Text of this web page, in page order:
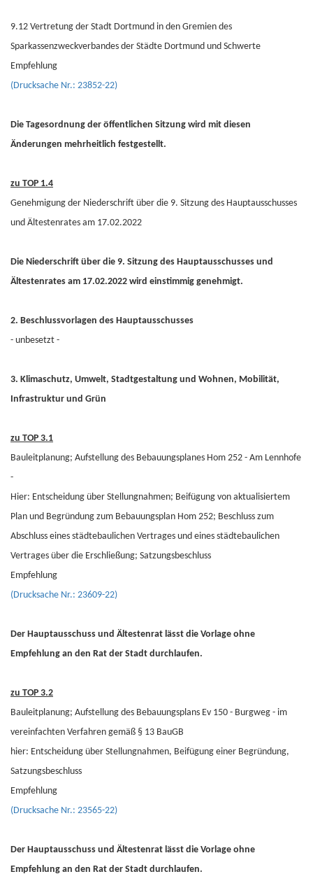
9.12 Vertretung der Stadt Dortmund in den Gremien des
Sparkassenzweckverbandes der Städte Dortmund und Schwerte
Empfehlung
(Drucksache Nr.: 23852-22)
Die Tagesordnung der öffentlichen Sitzung wird mit diesen
Änderungen mehrheitlich festgestellt.
zu TOP 1.4
Genehmigung der Niederschrift über die 9. Sitzung des Hauptausschusses
und Ältestenrates am 17.02.2022
Die Niederschrift über die 9. Sitzung des Hauptausschusses und
Ältestenrates am 17.02.2022 wird einstimmig genehmigt.
2. Beschlussvorlagen des Hauptausschusses
- unbesetzt -
3. Klimaschutz, Umwelt, Stadtgestaltung und Wohnen, Mobilität,
Infrastruktur und Grün
zu TOP 3.1
Bauleitplanung; Aufstellung des Bebauungsplanes Hom 252 - Am Lennhofe
-
Hier: Entscheidung über Stellungnahmen; Beifügung von aktualisiertem
Plan und Begründung zum Bebauungsplan Hom 252; Beschluss zum
Abschluss eines städtebaulichen Vertrages und eines städtebaulichen
Vertrages über die Erschließung; Satzungsbeschluss
Empfehlung
(Drucksache Nr.: 23609-22)
Der Hauptausschuss und Ältestenrat lässt die Vorlage ohne
Empfehlung an den Rat der Stadt durchlaufen.
zu TOP 3.2
Bauleitplanung; Aufstellung des Bebauungsplans Ev 150 - Burgweg - im
vereinfachten Verfahren gemäß § 13 BauGB
hier: Entscheidung über Stellungnahmen, Beifügung einer Begründung,
Satzungsbeschluss
Empfehlung
(Drucksache Nr.: 23565-22)
Der Hauptausschuss und Ältestenrat lässt die Vorlage ohne
Empfehlung an den Rat der Stadt durchlaufen.